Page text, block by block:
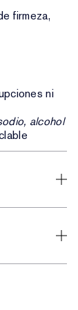
firmeza,
ni
alcohol